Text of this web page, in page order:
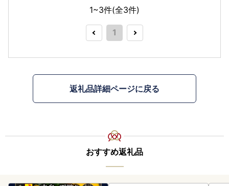
1~3件(全3件)
1
返礼品詳細ページに戻る
おすすめ返礼品